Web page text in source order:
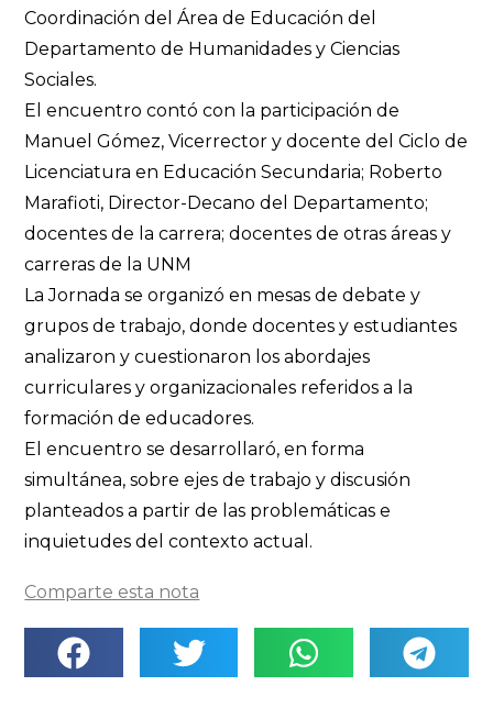
Coordinación del Área de Educación del
Departamento de Humanidades y Ciencias
Sociales.
El encuentro contó con la participación de
Manuel Gómez, Vicerrector y docente del Ciclo de
Licenciatura en Educación Secundaria; Roberto
Marafioti, Director-Decano del Departamento;
docentes de la carrera; docentes de otras áreas y
carreras de la UNM
La Jornada se organizó en mesas de debate y
grupos de trabajo, donde docentes y estudiantes
analizaron y cuestionaron los abordajes
curriculares y organizacionales referidos a la
formación de educadores.
El encuentro se desarrollaró, en forma
simultánea, sobre ejes de trabajo y discusión
planteados a partir de las problemáticas e
inquietudes del contexto actual.
Comparte esta nota